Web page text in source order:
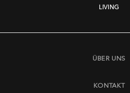
LIVING
ÜBER UNS
KONTAKT